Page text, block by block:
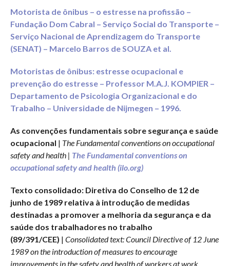
Motorista de ônibus – o estresse na profissão –
Fundação Dom Cabral – Serviço Social do Transporte –
Serviço Nacional de Aprendizagem do Transporte
(SENAT) – Marcelo Barros de SOUZA et al.
Motoristas de ônibus: estresse ocupacional e
prevenção do estresse– Professor M.A.J. KOMPIER –
Departamento de Psicologia Organizacional e do
Trabalho – Universidade de Nijmegen – 1996.
As convenções fundamentais sobre segurança e saúde
ocupacional | The Fundamental conventions on occupational
safety and health | The Fundamental conventions on
occupational safety and health (ilo.org)
Texto consolidado: Diretiva do Conselho de 12 de
junho de 1989 relativa à introdução de medidas
destinadas a promover a melhoria da segurança e da
saúde dos trabalhadores no trabalho
(89/391/CEE) | Consolidated text: Council Directive of 12 June
1989 on the introduction of measures to encourage
improvements in the safety and health of workers at work